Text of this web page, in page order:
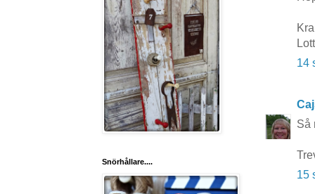
14
Så
15
Snörhållare....